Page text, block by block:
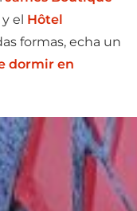
el Hôtel
formas, echa un
dormir en